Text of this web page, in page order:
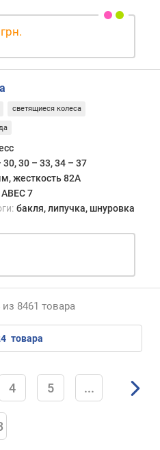
грн.
светящиеся колеса
30, 30 – 33, 34 – 37
жесткость 82A
ABEC 7
бакля, липучка, шнуровка
8461 товара
товара
4 5 ...